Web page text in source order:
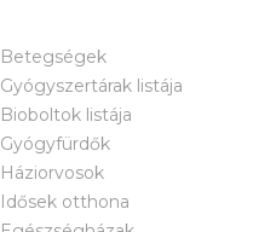
Betegségek
Gyógyszertárak listája
Bioboltok listája
Gyógyfürdők
Háziorvosok
Idősek otthona